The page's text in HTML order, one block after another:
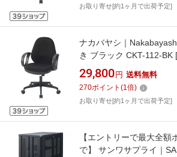
お取り寄せ[約1ヶ月で出荷予定]
ナカバヤシ｜
き ブラック CKT-112-BK
ッキングあり]
29,800 円 送料無料
270ポイント (1倍)
お取り寄せ[約1ヶ月で出荷予定]
【エントリーで最大全額
で】 サンワサプライ｜